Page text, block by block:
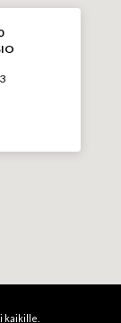
kaikille.